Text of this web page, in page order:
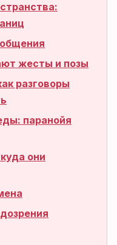
жесты и позы
разговоры
паранойя
они